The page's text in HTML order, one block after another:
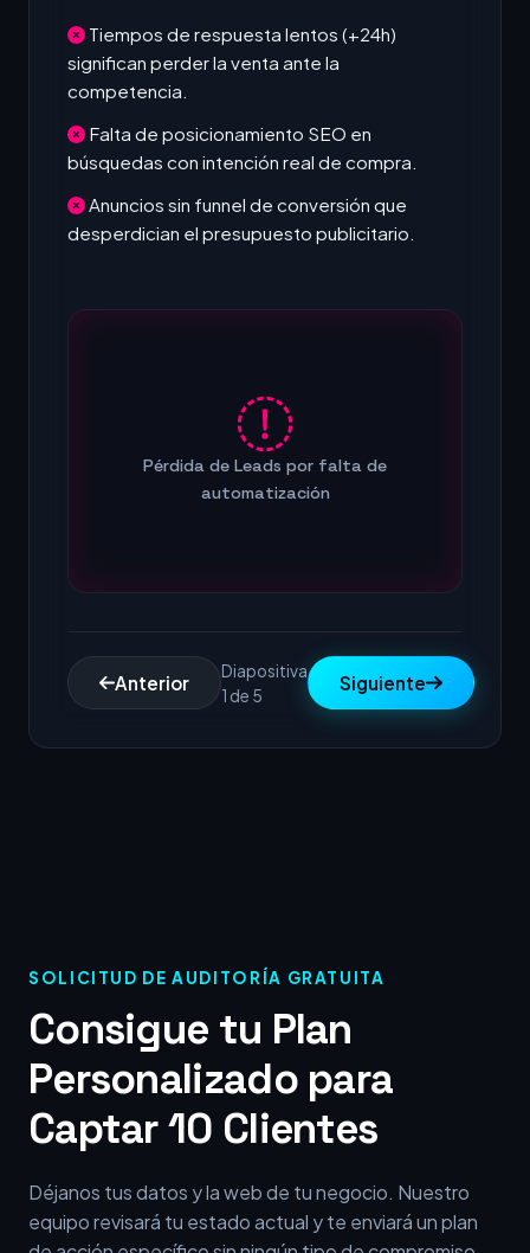
Tiempos de respuesta lentos (+24h)
significan perder la venta ante la
competencia.
Falta de posicionamiento SEO en
búsquedas con intención real de compra.
Anuncios sin funnel de conversión que
desperdician el presupuesto publicitario.
Pérdida de Leads por falta de
automatización
Anterior
Diapositiva
1 de 5
Siguiente
SOLICITUD DE AUDITORÍA GRATUITA
Consigue tu Plan
Personalizado para
Captar 10 Clientes
Déjanos tus datos y la web de tu negocio. Nuestro
equipo revisará tu estado actual y te enviará un plan